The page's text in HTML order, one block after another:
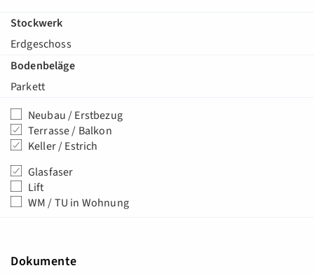
Stockwerk
Erdgeschoss
Bodenbeläge
Parkett
Neubau / Erstbezug
Terrasse / Balkon
Keller / Estrich
Glasfaser
Lift
WM / TU in Wohnung
Dokumente